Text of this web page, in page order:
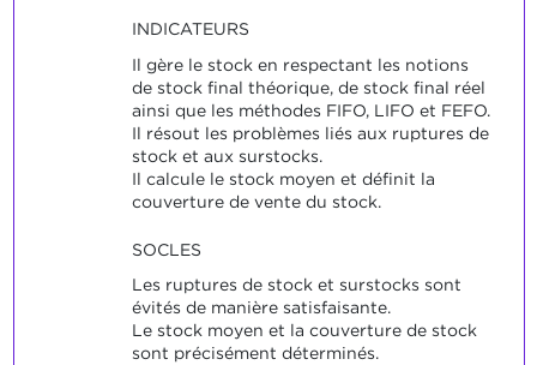
INDICATEURS
Il gère le stock en respectant les notions
de stock final théorique, de stock final réel
ainsi que les méthodes FIFO, LIFO et FEFO.
Il résout les problèmes liés aux ruptures de
stock et aux surstocks.
Il calcule le stock moyen et définit la
couverture de vente du stock.
SOCLES
Les ruptures de stock et surstocks sont
évités de manière satisfaisante.
Le stock moyen et la couverture de stock
sont précisément déterminés.